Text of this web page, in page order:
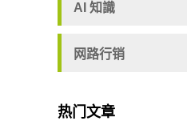
AI 知識
网路行销
热门文章